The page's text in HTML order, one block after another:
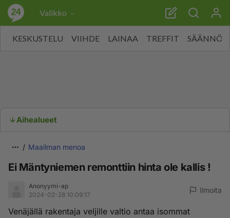
Valikko
KESKUSTELU VIIHDE LAINAA TREFFIT SÄÄNNÖT
Aihealueet
Maailman menoa
Ei Mäntyniemen remonttiin hinta ole kallis !
Anonyymi-ap
2024-02-28 10:09:17
Ilmoita
Venäjällä rakentaja veljille valtio antaa isommat